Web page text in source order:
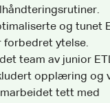
og tunet
forbedret ytelse.
team av junior
opplæring og
tett med